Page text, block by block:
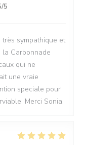
/5
sympathique et
la Carbonnade
qui ne
une vraie
speciale pour
Merci Sonia.